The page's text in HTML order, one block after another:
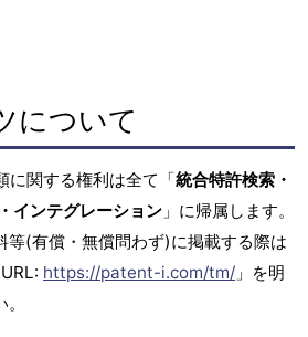
について
に関する権利は全て「統合特許検索・
インテグレーション 」に帰属します。
等(有償・無償問わず)に掲載する際は
https://patent-i.com/tm/ 」を明